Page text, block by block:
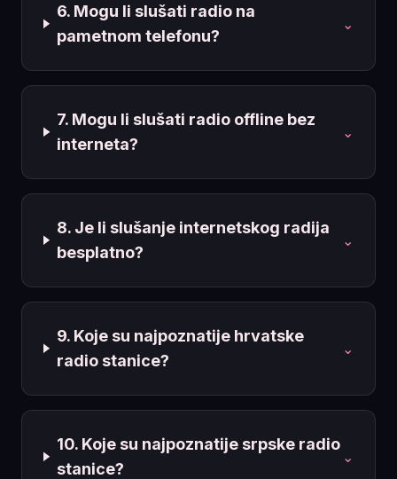
6. Mogu li slušati radio na
pametnom telefonu?
⌄
7. Mogu li slušati radio offline bez
interneta?
⌄
8. Je li slušanje internetskog radija
besplatno?
⌄
9. Koje su najpoznatije hrvatske
radio stanice?
⌄
10. Koje su najpoznatije srpske radio
stanice?
⌄